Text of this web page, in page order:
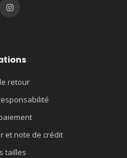
retour
et note de crédit
tailles